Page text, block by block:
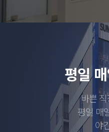
평일
바쁜
평일 매
야